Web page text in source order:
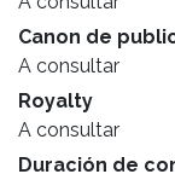
Canon de
A consultar
Royalty
A consultar
Duración de